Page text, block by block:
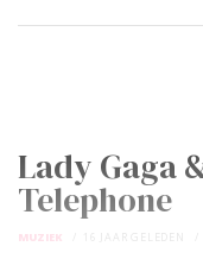
Lady Gaga
Telephone
MUZIEK